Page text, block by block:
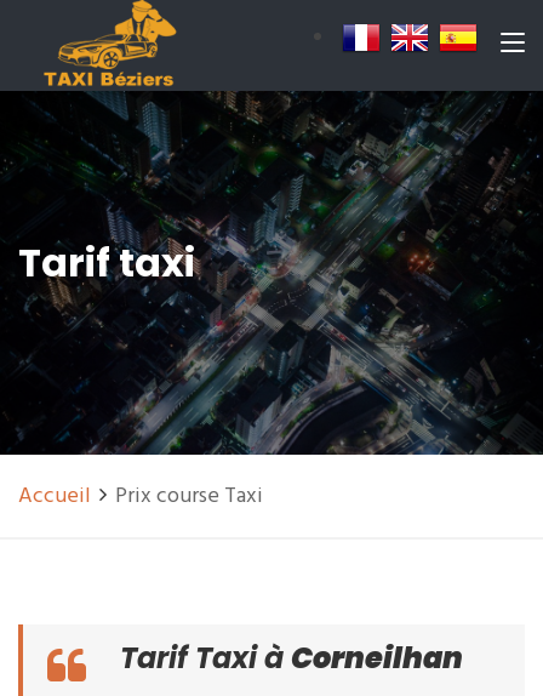
Tarif taxi
Accueil Prix course Taxi
Tarif Taxi à Corneilhan